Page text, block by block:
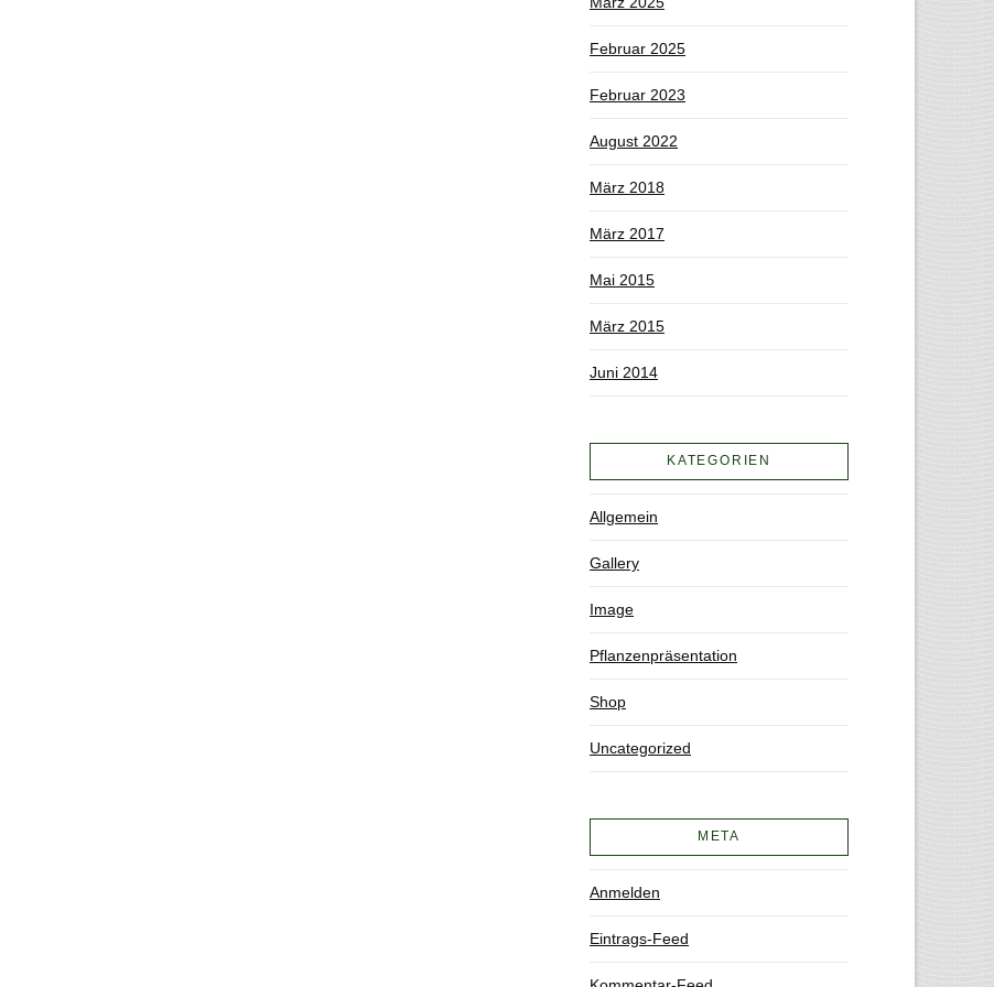
Februar 2025
Februar 2023
August 2022
März 2018
März 2017
Mai 2015
März 2015
Juni 2014
KATEGORIEN
Allgemein
Gallery
Image
Pflanzenpräsentation
Shop
Uncategorized
META
Anmelden
Eintrags-Feed